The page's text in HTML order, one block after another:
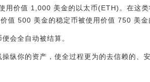
用价值 1,000 美金的以太币(ETH)。在这
值 500 美金的稳定币被使用价值 750 美金
会全自动被结算。
纵你的资产，使全过程更为的去信赖的、